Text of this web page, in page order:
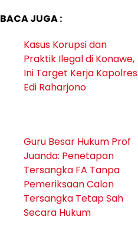
BACA JUGA :
Kasus Korupsi dan
Praktik Ilegal di Konawe,
Ini Target Kerja Kapolres
Edi Raharjono
Guru Besar Hukum Prof
Juanda: Penetapan
Tersangka FA Tanpa
Pemeriksaan Calon
Tersangka Tetap Sah
Secara Hukum